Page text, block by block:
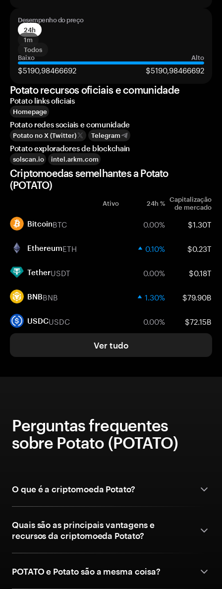
Desempenho do preço
24h
1m
Todos
Baixo
Alto
$5190,98466692
$5190,98466692
Potato recursos oficiais e comunidade
Potato links oficiais
Homepage
Potato redes sociais e comunidade
Potato no X (Twitter) Telegram
Potato exploradores de blockchain
solscan.io intel.arkm.com
Criptomoedas semelhantes a Potato
(POTATO)
Ativo 24h % Capitalização
de mercado
BitcoinBTC 0.00% $1.30T
EthereumETH 0.10% $0.23T
TetherUSDT 0.00% $0.18T
BNBBNB 1.30% $79.90B
USDCUSDC 0.00% $72.15B
Ver tudo
Perguntas frequentes
sobre Potato (POTATO)
O que é a criptomoeda Potato?
Quais são as principais vantagens e
recursos da criptomoeda Potato?
POTATO e Potato são a mesma coisa?